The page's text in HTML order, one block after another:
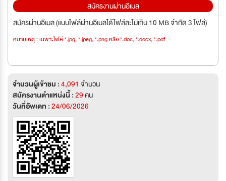
สมัครงานผ่านอีเมล
สมัครผ่านอีเมล (แนบไฟล์ผ่านอีเมลได้ไฟล์ละไม่เกิน 10 MB จำกัด 3 ไฟล์)
หมายเหตุ : เฉพาะไฟล์ *.jpg, *.jpeg, *.png หรือ *.doc, *.docx, *.pdf
จำนวนผู้เข้าชม :4,091 จำนวน
สมัครงานตำแหน่งนี้ :29คน
วันที่อัพเดท :24/06/2026